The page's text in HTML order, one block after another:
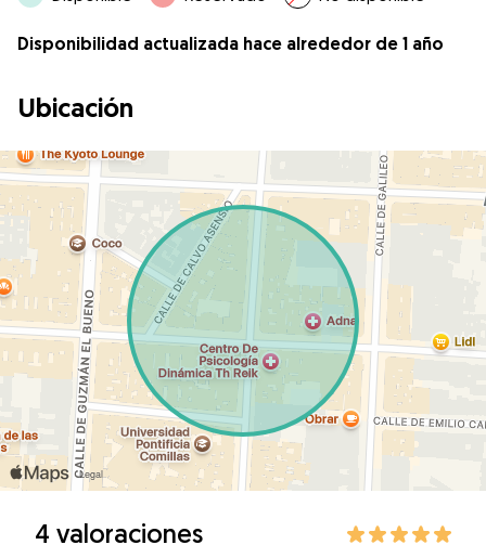
Disponibilidad actualizada hace alrededor de 1 año
Ubicación
4 valoraciones